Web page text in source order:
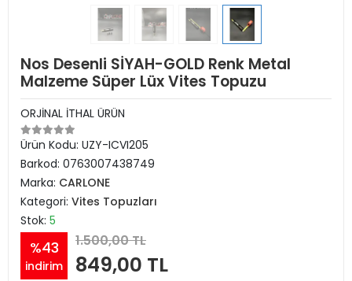
Nos Desenli SİYAH-GOLD Renk Metal
Malzeme Süper Lüx Vites Topuzu
ORJİNAL İTHAL ÜRÜN
Ürün Kodu: UZY-ICVI205
Barkod: 0763007438749
Marka: CARLONE
Kategori: Vites Topuzları
Stok: 5
%43
indirim
1.500,00 TL
849,00 TL